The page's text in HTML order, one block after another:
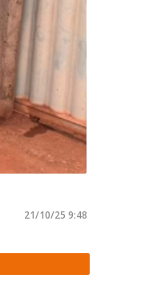
21/10/25 9:48